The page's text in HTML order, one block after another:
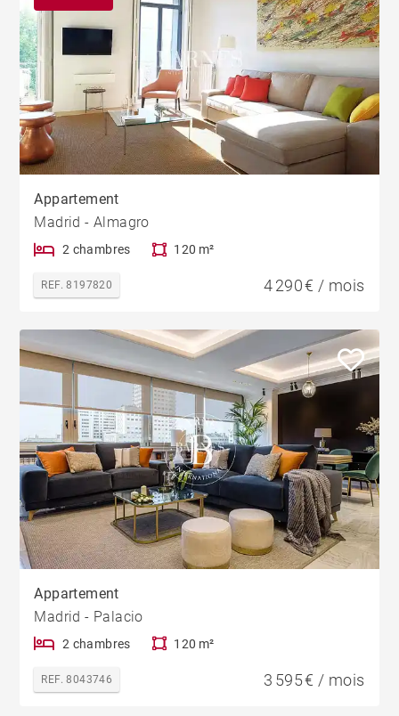
Appartement
Madrid - Almagro
2 chambres 120 m²
REF. 8197820 4 290 € / mois
Appartement
Madrid - Palacio
2 chambres 120 m²
REF. 8043746 3 595 € / mois